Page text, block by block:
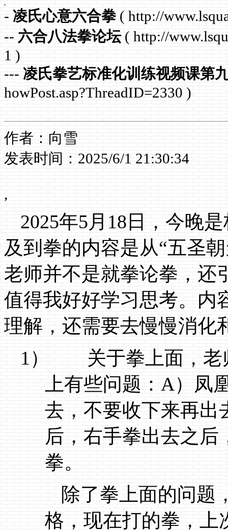
- 凌氏心意六合拳( http://
-- 六合八法拳论坛( http://
1 )
--- 凌氏拳艺标准化训练视频课第
howPost.asp?ThreadID=2330 )
作者：向雪
发表时间：2025/6/1 21:30:34
,
2025年5月 18 日，今晚
及到拳的内容是从“五圣
老师并不是就拳论拳，还
值得我好好学习思考。内
理解，还需要去慢慢消化
1）
关于拳上面，
上有些问题： A）凤
去，不要收下来再出
后，右手拳出去之
拳。
除了拳上面的问题
格，现在打的拳，上